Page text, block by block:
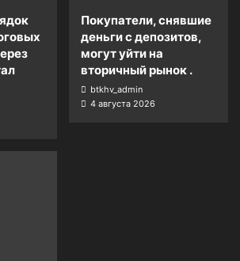
Покупатели, снявшие
деньги с депозитов,
могут уйти на
вторичный рынок .
btkhv_admin
4 августа 2026